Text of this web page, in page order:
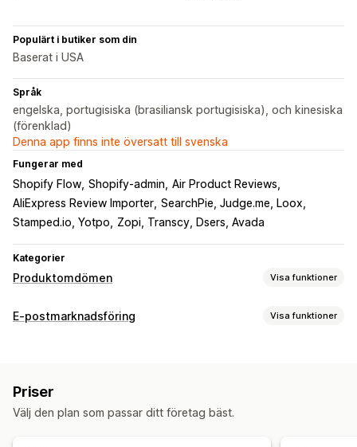
Populärt i butiker som din
Baserat i USA
Språk
engelska, portugisiska (brasiliansk portugisiska), och kinesiska
(förenklad)
Denna app finns inte översatt till svenska
Fungerar med
Shopify Flow Shopify-admin Air Product Reviews
AliExpress Review Importer SearchPie, Judge.me, Loox
Stamped.io, Yotpo
Zopi, Transcy, Dsers, Avada
Kategorier
Produktomdömen Visa funktioner
Visningsalternativ
En sida med alla recensioner
Höjdpunkter från recensioner Frågor och svar
E-postmarknadsföring Visa funktioner
Priser
Välj den plan som passar ditt företag bäst.